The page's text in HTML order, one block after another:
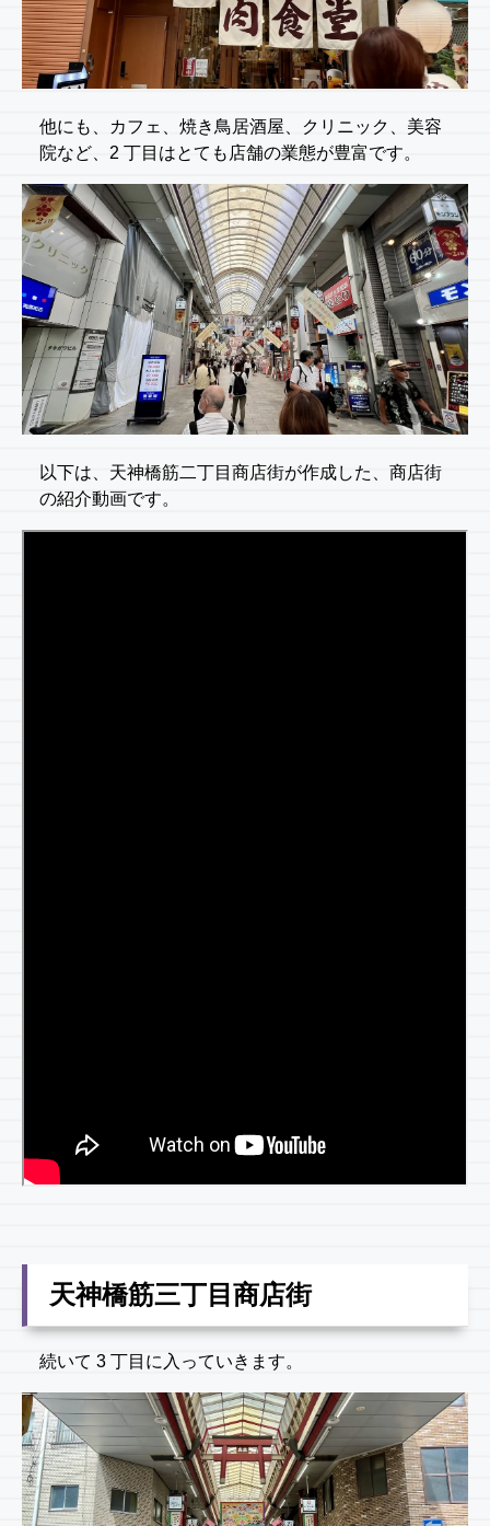
他にも、カフェ、焼き鳥居酒屋、クリニック、美容
院など、2 丁目はとても店舗の業態が豊富です。
以下は、天神橋筋二丁目商店街が作成した、商店街
の紹介動画です。
天神橋筋三丁目商店街
続いて 3 丁目に入っていきます。